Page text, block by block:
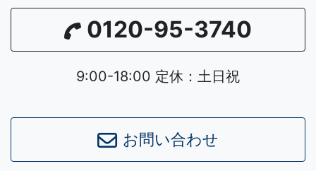
0120-95-3740
9:00-18:00 定休：土日祝
お問い合わせ